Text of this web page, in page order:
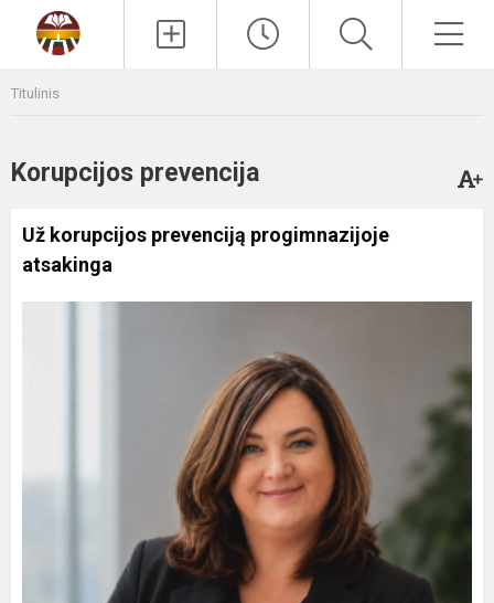
Titulinis
Korupcijos prevencija
Už korupcijos prevenciją progimnazijoje
atsakinga